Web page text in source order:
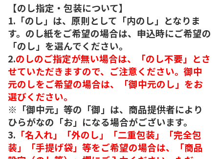
【のし指定・包装について】
1.「のし」は、原則として「内のし」となりま
す。のし紙をご希望の場合は、申込時にご希望の
「のし」を選んでください。
2.のしのご指定が無い場合は、「のし不要」とさ
せていただきますので、ご注意ください。御中
元のしをご希望の場合は、「御中元のし」をお
選びください。
※「御中元」等の「御」は、商品提供者により
ひらがなの「お」になる場合がございます。
3. 「名入れ」「外のし」「二重包装」「完全包
装」「手提げ袋」等をご希望の場合は、「商品